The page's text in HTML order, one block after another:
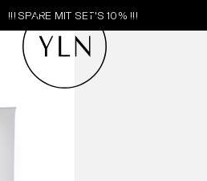
!!! SPARE MIT SET'S 10% !!!